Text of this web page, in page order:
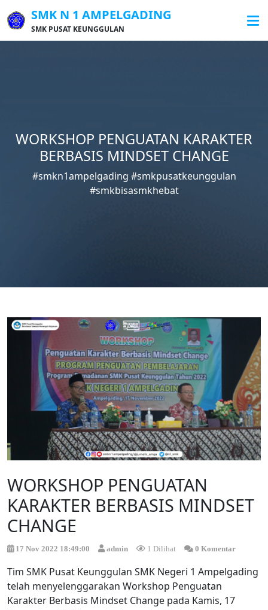
SMK N 1 AMPELGADING
SMK PUSAT KEUNGGULAN
WORKSHOP PENGUATAN KARAKTER
BERBASIS MINDSET CHANGE
#smkn1ampelgading #smkpusatkeunggulan
#smkbisasmkhebat
WORKSHOP PENGUATAN
KARAKTER BERBASIS MINDSET
CHANGE
17 Nov 2022 18:49:00 admin 1 Dilihat 0 Komentar
Tim SMK Pusat Keunggulan SMK Negeri 1 Ampelgading
telah menyelenggarakan Workshop Penguatan
Karakter Berbasis Mindset Change pada Kamis, 17